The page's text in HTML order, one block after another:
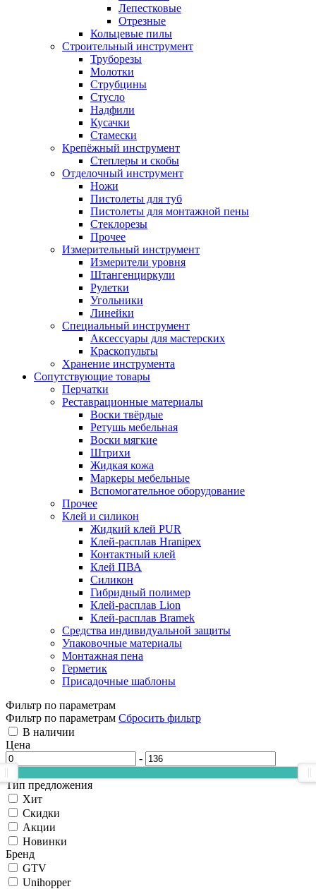
Лепестковые
Отрезные
Кольцевые пилы
Строительный инструмент
Труборезы
Молотки
Струбцины
Стусло
Надфили
Кусачки
Стамески
Крепёжный инструмент
Степлеры и скобы
Отделочный инструмент
Ножи
Пистолеты для туб
Пистолеты для монтажной пены
Стеклорезы
Прочее
Измерительный инструмент
Измерители уровня
Штангенциркули
Рулетки
Угольники
Линейки
Специальный инструмент
Аксессуары для мастерских
Краскопульты
Хранение инструмента
Сопутствующие товары
Перчатки
Реставрационные материалы
Воски твёрдые
Ретушь мебельная
Воски мягкие
Штрихи
Жидкая кожа
Маркеры мебельные
Вспомогательное оборудование
Прочее
Клей и силикон
Жидкий клей PUR
Клей-расплав Hranipex
Контактный клей
Клей ПВА
Силикон
Гибридный полимер
Клей-расплав Lion
Клей-расплав Bramek
Средства индивидуальной защиты
Упаковочные материалы
Монтажная пена
Герметик
Присадочные шаблоны
Фильтр по параметрам
Фильтр по параметрам Сбросить фильтр
В наличии
Цена
-
Тип предложения
Хит
Скидки
Акции
Новинки
Бренд
GTV
Unihopper